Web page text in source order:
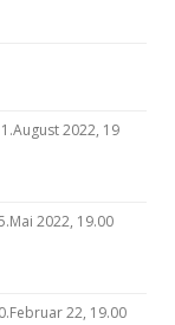
2022, 19
2022, 19.00
22, 19.00